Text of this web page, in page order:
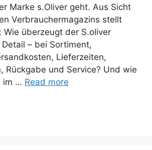
Marke s.Oliver geht. Aus Sicht
Verbrauchermagazins stellt
Wie überzeugt der S.oliver
– bei Sortiment,
Lieferzeiten,
Rückgabe und Service? Und wie
im … Read more